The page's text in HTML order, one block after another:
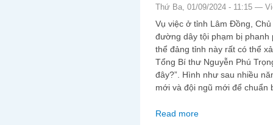
Thứ Ba, 01/09/2024 - 11:15 —
Vụ việc ở tỉnh Lâm Đồng,
đường dây tội phạm bị
thể đảng tỉnh này rất có thể
Tổng Bí thư Nguyễn Phú
đây?”. Hình như sau nhiều
mới và đội ngũ mới để chuẩn
Read more